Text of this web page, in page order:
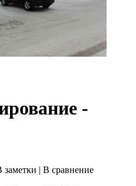
-
заметки | В сравнение